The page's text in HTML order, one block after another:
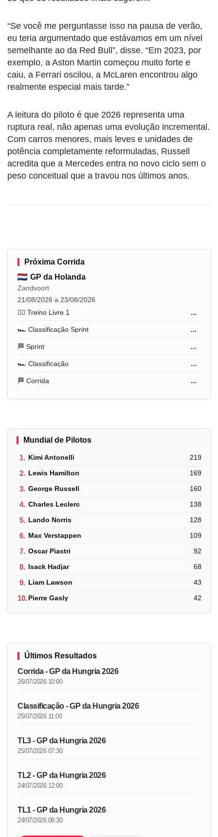
“Se você me perguntasse isso na pausa de verão,
eu teria argumentado que estávamos em um nível
semelhante ao da Red Bull”, disse. “Em 2023, por
exemplo, a Aston Martin começou muito forte e
caiu, a Ferrari oscilou, a McLaren encontrou algo
realmente especial mais tarde.”
A leitura do piloto é que 2026 representa uma
ruptura real, não apenas uma evolução incremental.
Com carros menores, mais leves e unidades de
potência completamente reformuladas, Russell
acredita que a Mercedes entra no novo ciclo sem o
peso conceitual que a travou nos últimos anos.
Próxima Corrida
GP da Holanda
Zandvoort
21/08/2026 a 23/08/2026
🏋️‍♂️ Treino Livre 1
...
🏎️ Classificação Sprint ...
🏁 Sprint ...
🏎️ Classificação ...
🏁 Corrida ...
Mundial de Pilotos
1. Kimi Antonelli 219
2. Lewis Hamilton 169
3. George Russell 160
4. Charles Leclerc 138
5. Lando Norris 128
6. Max Verstappen 109
7. Oscar Piastri 92
8. Isack Hadjar 68
9. Liam Lawson 43
10.Pierre Gasly 42
Últimos Resultados
Corrida - GP da Hungria 2026
26/07/2026 10:00
Classificação - GP da Hungria 2026
25/07/2026 11:00
TL3 - GP da Hungria 2026
25/07/2026 07:30
TL2 - GP da Hungria 2026
24/07/2026 12:00
TL1 - GP da Hungria 2026
24/07/2026 08:30